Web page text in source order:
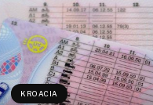
KROACIA